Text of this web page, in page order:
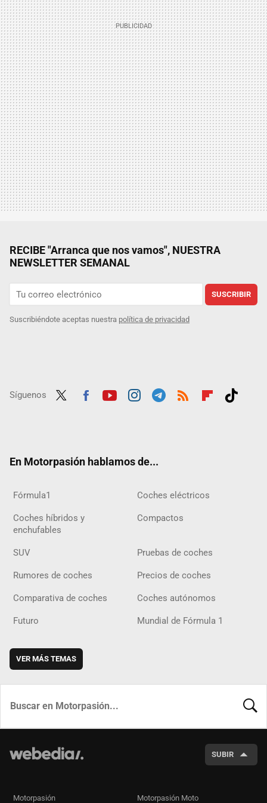
RECIBE "Arranca que nos vamos", NUESTRA
NEWSLETTER SEMANAL
SUSCRIBIR
Suscribiéndote aceptas nuestra política de privacidad
Síguenos
En Motorpasión hablamos de...
Fórmula1 Coches eléctricos
Coches híbridos y
enchufables
Compactos
SUV Pruebas de coches
Rumores de coches Precios de coches
Comparativa de coches Coches autónomos
Futuro Mundial de Fórmula 1
VER MÁS TEMAS
SUBIR
Motorpasión Motorpasión Moto